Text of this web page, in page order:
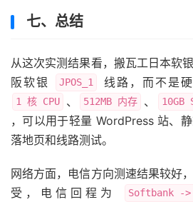
七、总结
从这次实测结果看，搬瓦工日本软
阪软银
JPOS_1 线路，而不是
1 核 CPU 、 512MB 内存 、 10GB
，可以用于轻量 WordPress 站、
落地页和线路测试。
网络方面，电信方向测速结果较好
受，电信回程为
Softbank ->